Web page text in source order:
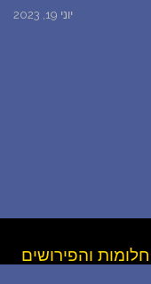
יוני 19, 2023
והפירושים